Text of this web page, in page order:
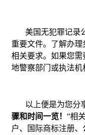
美国无犯罪记录
重要文件。了解办
相关要求。如果您
地警察部门或执法机
以上便是为您分
骤和时间一览！ ”相
户、国际商标注册、